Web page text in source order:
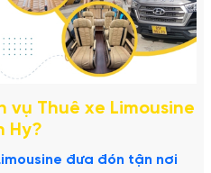
vụ Thuê xe Limousine
Hy?
đưa đón tận nơi